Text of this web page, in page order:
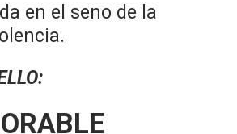
en el seno de la